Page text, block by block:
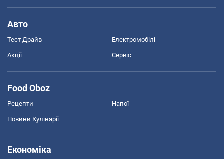
Авто
Тест Драйв Електромобілі
Акції Сервіс
Food Oboz
Рецепти Напої
Новини Кулінарії
Економіка